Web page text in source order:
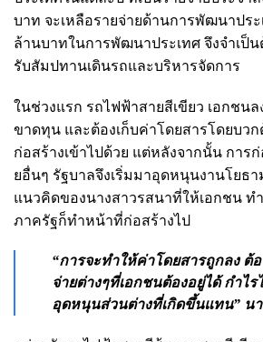
บาท จะเหลือรายจ่ายด้านการพัฒนาประเ
ล้านบาทในการพัฒนาประเทศ จึงจำเป็น
รับสัมปทานเดินรถและบริหารจัดการ
ในช่วงแรก รถไฟฟ้าสายสีเขียว เอกชน
ขาดทุน และต้องเก็บค่าโดยสารโดยบว
ก่อสร้างเข้าไปด้วย แต่หลังจากนั้น การ
ยอื่นๆ รัฐบาลจึงเริ่มมาอุดหนุนงานโยธ
แนวคิดของนางสาวรสนาที่ให้เอกชน ท
ภาครัฐก็ทำหน้าที่ก่อสร้างไป
“การจะทำให้ค่าโดยสารถูกลง ต้
จ่ายต่างๆที่เอกชนต้องอยู่ได้ กำไ
อุดหนุนส่วนต่างที่เกิดขึ้นแทน” น